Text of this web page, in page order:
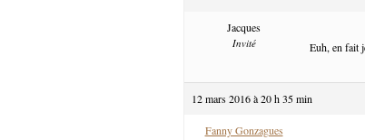
Jacques
Invité Euh, en fait
12 mars 2016 à 20 h 35 min
Fanny Gonzagues